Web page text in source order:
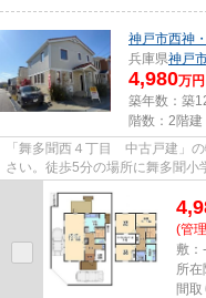
神戸市西神
兵庫県神戸
4,980万円
築年数：築
階数：2階建
「舞多聞西４丁目 中古戸建」
さい。徒歩5分の場所に舞多聞
(管
敷
所在
間